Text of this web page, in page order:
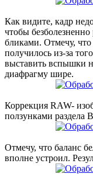
Как видите, кадр
чтобы
бликами. Отмечу, что
получилось из-за
выставить вспышки
диафрагму шире.
Коррекция RAW-
ползунками раздела
Отмечу, что баланс
вполне устроил.